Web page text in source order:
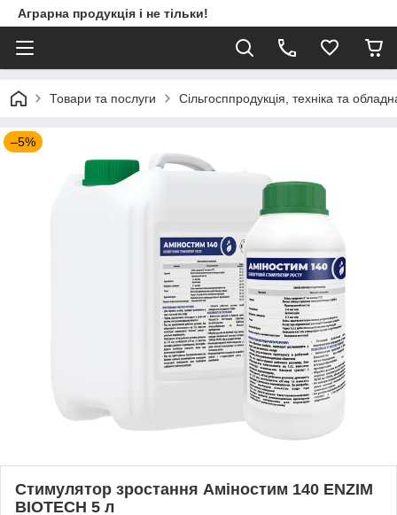
Аграрна продукція і не тільки!
Товари та послуги Сільгосппродукція, техніка та
–5%
Стимулятор зростання Аміностим 140 ENZIM
BIOTECH 5 л